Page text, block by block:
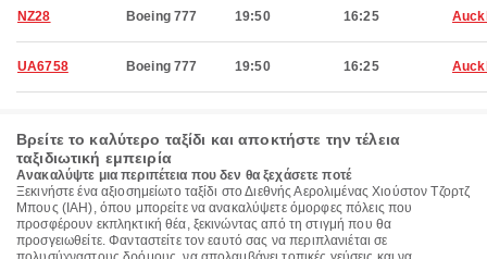
NZ28 Boeing 777 19:50 16:25
UA6758 Boeing 777 19:50 16:25
Βρείτε το καλύτερο ταξίδι και αποκτήστε την τέλεια
ταξιδιωτική εμπειρία
Ανακαλύψτε μια περιπέτεια που δεν θα ξεχάσετε ποτέ
Ξεκινήστε ένα αξιοσημείωτο ταξίδι στο Διεθνής Αερολιμένας Χιούστον Τζορτζ
Μπους (IAH), όπου μπορείτε να ανακαλύψετε όμορφες πόλεις που
προσφέρουν εκπληκτική θέα, ξεκινώντας από τη στιγμή που θα
προσγειωθείτε. Φανταστείτε τον εαυτό σας να περιπλανιέται σε